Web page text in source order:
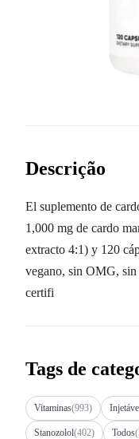
Descrição
El suplemento de
1,000 mg de cardo
extracto 4:1) y 120
vegano, sin OMG,
certifi
Tags de
Vitaminas(993)
Stanozolol(402) Todos